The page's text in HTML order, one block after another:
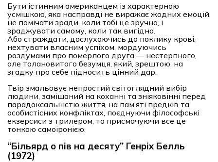
Бути істинним американцем із характерною
усмішкою, яка насправді не виражає жодних емоцій,
не помічати зради, коли тобі це зручно, і
зраджувати самому, коли так вигідно.
Або страждати, дослухаючись до поклику крові,
нехтувати власним успіхом, мордуючись
роздумами про померлого друга — нестерпного,
але талановитого безумця, який, зрештою, на
згадку про себе підносить цінний дар.
Твір змальовує непростий світоглядний вибір
людини, замішаний на коханні та зніяковінні перед
парадоксальністю життя, на пам’яті предків та
особистісних конфліктах, поєднуючи філософські
екзерсиси з трилером, та присмачуючи все це
тонкою самоіронією.
“Більярд о пів на десяту” Генріх Белль
(1972)